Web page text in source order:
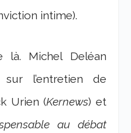
intime).
là. Michel Deléan
l’entretien de
Urien (Kernews) et
au débat